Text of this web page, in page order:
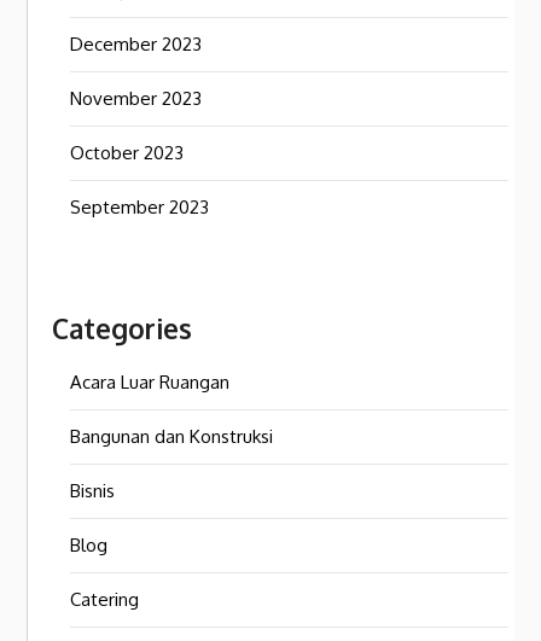
December 2023
November 2023
October 2023
September 2023
Categories
Acara Luar Ruangan
Bangunan dan Konstruksi
Bisnis
Blog
Catering